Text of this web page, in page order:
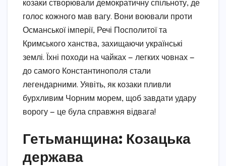
козаки створювали демократичну спільноту, де
голос кожного мав вагу. Вони воювали проти
Османської імперії, Речі Посполитої та
Кримського ханства, захищаючи українські
землі. Їхні походи на чайках — легких човнах —
до самого Константинополя стали
легендарними. Уявіть, як козаки пливли
бурхливим Чорним морем, щоб завдати удару
ворогу — це була справжня відвага!
Гетьманщина: Козацька
держава